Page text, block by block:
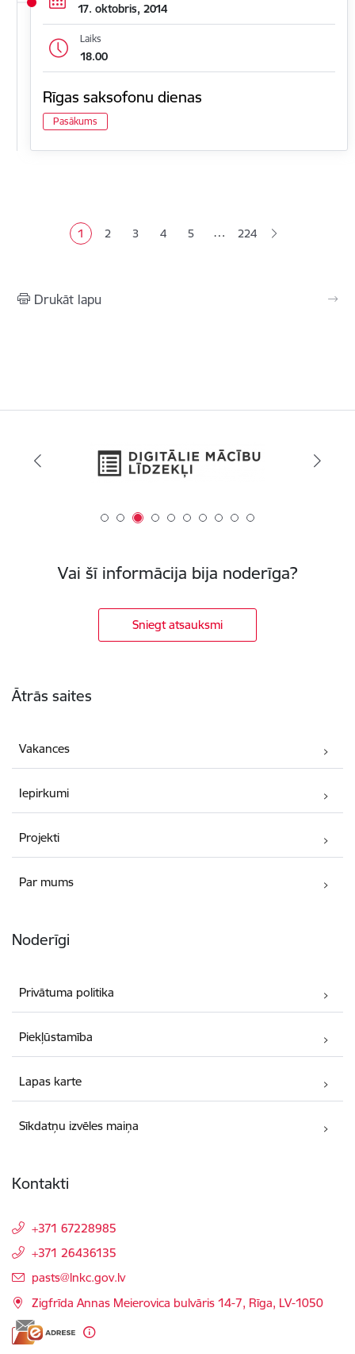
17. oktobris, 2014
Laiks
18.00
Rīgas saksofonu dienas
Pasākums
Pašreizējā lapa
1 Lapa
2 Lapa
3 Lapa
4 Lapa
5 … 224
Drukāt lapu
Vai šī informācija bija noderīga?
Sniegt atsauksmi
Ātrās saites
Vakances
Iepirkumi
Projekti
Par mums
Noderīgi
Privātuma politika
Piekļūstamība
Lapas karte
Sīkdatņu izvēles maiņa
Kontakti
+371 67228985
+371 26436135
E-pasts:
pasts@lnkc.gov.lv
Zigfrīda Annas Meierovica bulvāris 14-7, Rīga, LV-1050